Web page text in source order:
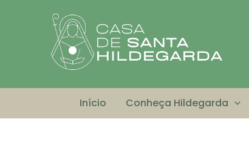
Início Conheça Hildegarda